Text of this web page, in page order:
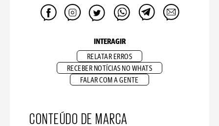
INTERAGIR
RELATAR ERROS
RECEBER NOTÍCIAS NO WHATS
FALAR COM A GENTE
CONTEÚDO DE MARCA